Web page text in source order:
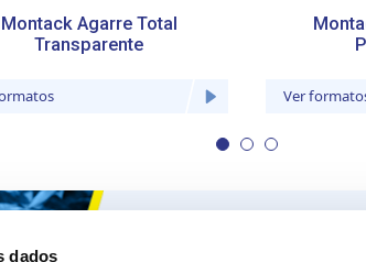
dados
Montack Agarre Total
Transparente
Ver